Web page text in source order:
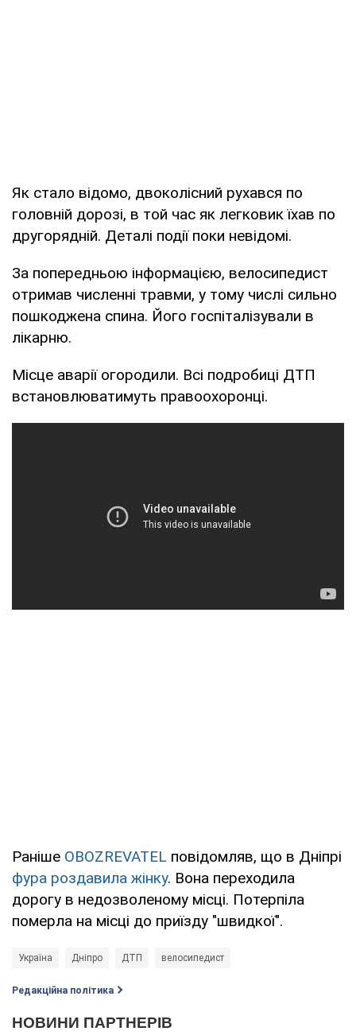
Як стало відомо, двоколісний рухався по
головній дорозі, в той час як легковик їхав по
другорядній. Деталі події поки невідомі.
За попередньою інформацією, велосипедист
отримав численні травми, у тому числі сильно
пошкоджена спина. Його госпіталізували в
лікарню.
Місце аварії огородили. Всі подробиці ДТП
встановлюватимуть правоохоронці.
Раніше OBOZREVATEL повідомляв, що в Дніпрі
фура роздавила жінку. Вона переходила
дорогу в недозволеному місці. Потерпіла
померла на місці до приїзду "швидкої".
Україна Дніпро ДТП велосипедист
Редакційна політика